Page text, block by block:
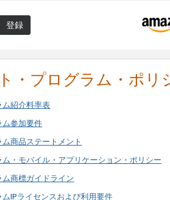
登録
・プログラム・ポリ
ム紹介料率表
ム参加要件
商品ステートメント
・モバイル・アプリケーション・ポリシー
商標ガイドライン
IPライセンスおよび利用要件